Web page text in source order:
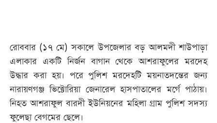
রোববার (১৭ মে) সকালে উপজেলার বড় আলমদী শাউপাড়া
এলাকার একটি নির্জন বাগান থেকে আশরাফুলের মরদেহ
উদ্ধার করা হয়। পরে পুলিশ মরদেহটি ময়নাতদন্তের জন্য
নারায়ণগঞ্জ ভিক্টোরিয়া জেনারেল হাসপাতালের মর্গে পাঠায়।
নিহত আশরাফুল বারদী ইউনিয়নের মহিলা গ্রাম পুলিশ সদস্য
ফুলেছা বেগমের ছেলে।